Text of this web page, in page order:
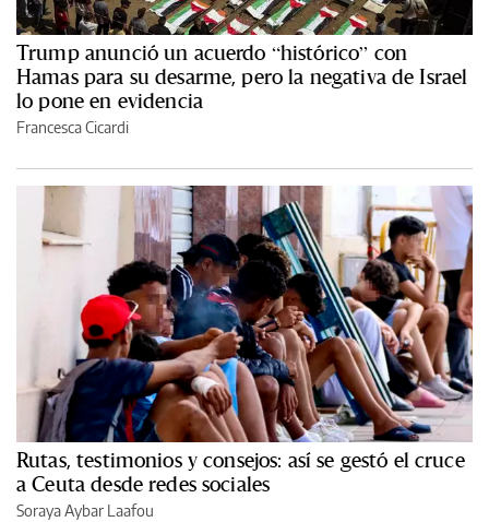
Trump anunció un acuerdo “histórico” con
Hamas para su desarme, pero la negativa de Israel
lo pone en evidencia
Francesca Cicardi
Rutas, testimonios y consejos: así se gestó el cruce
a Ceuta desde redes sociales
Soraya Aybar Laafou